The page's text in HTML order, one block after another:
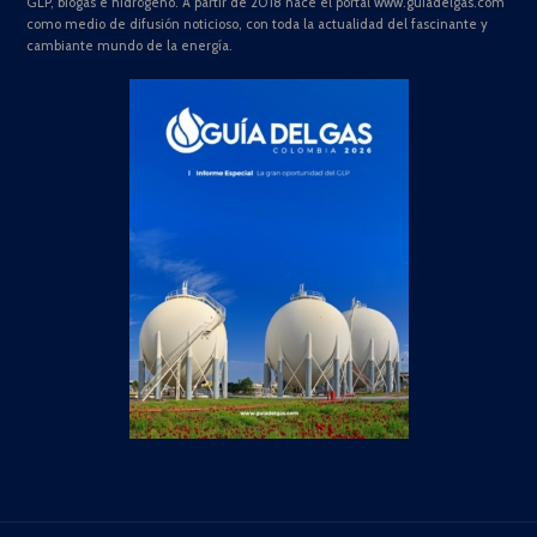
como medio de difusión noticioso, con toda la actualidad del fascinante y
cambiante mundo de la energía.